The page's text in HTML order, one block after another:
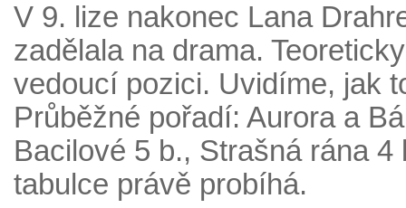
V 9. lize nakonec Lana
zadělala na drama.
vedoucí pozici. Uvidíme, jak
Průběžné pořadí: Aurora a
Bacilové 5 b., Strašná rána
tabulce právě probíhá.